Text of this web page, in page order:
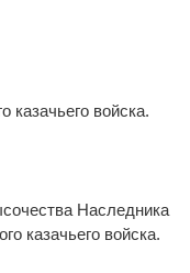
казачьего войска.
Наследника
казачьего войска.